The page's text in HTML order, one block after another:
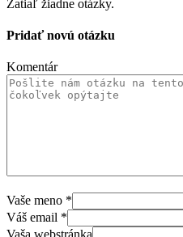
Zatiaľ žiadne otázky.
Pridať novú otázku
Komentár
Vaše meno *
Váš email *